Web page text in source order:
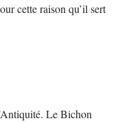
cette raison qu’il sert
Le Bichon